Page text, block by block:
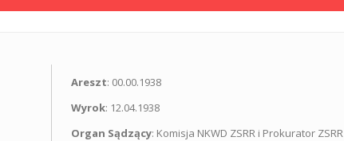
Areszt: 00.00.1938
Wyrok: 12.04.1938
Organ Sądzący: Komisja NKWD ZSRR i Prokurator ZSRR